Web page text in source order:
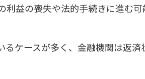
益の喪失や法的手続きに進む
ケースが多く、金融機関は返済